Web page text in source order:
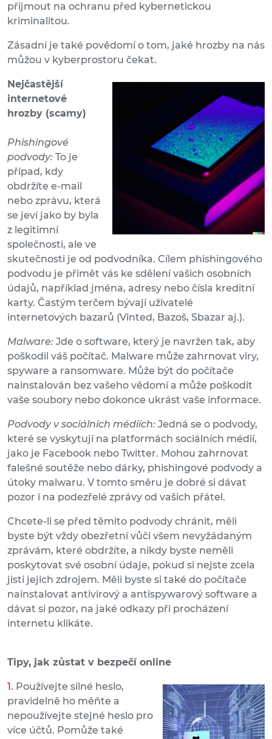
přijmout na ochranu před kybernetickou
kriminalitou.
Zásadní je také povědomí o tom, jaké hrozby na nás
můžou v kyberprostoru čekat.
Nejčastější
internetové
hrozby (scamy)
Phishingové
podvody: To je
případ, kdy
obdržíte e-mail
nebo zprávu, která
se jeví jako by byla
z legitimní
společnosti, ale ve
skutečnosti je od podvodníka. Cílem phishingového
podvodu je přimět vás ke sdělení vašich osobních
údajů, například jména, adresy nebo čísla kreditní
karty. Častým terčem bývají uživatelé
internetových bazarů (Vinted, Bazoš, Sbazar aj.).
Malware: Jde o software, který je navržen tak, aby
poškodil váš počítač. Malware může zahrnovat viry,
spyware a ransomware. Může být do počítače
nainstalován bez vašeho vědomí a může poškodit
vaše soubory nebo dokonce ukrást vaše informace.
Podvody v sociálních médiích: Jedná se o podvody,
které se vyskytují na platformách sociálních médií,
jako je Facebook nebo Twitter. Mohou zahrnovat
falešné soutěže nebo dárky, phishingové podvody a
útoky malwaru. V tomto směru je dobré si dávat
pozor i na podezřelé zprávy od vašich přátel.
Chcete-li se před těmito podvody chránit, měli
byste být vždy obezřetní vůči všem nevyžádaným
zprávám, které obdržíte, a nikdy byste neměli
poskytovat své osobní údaje, pokud si nejste zcela
jisti jejich zdrojem. Měli byste si také do počítače
nainstalovat antivirový a antispywarový software a
dávat si pozor, na jaké odkazy při procházení
internetu klikáte.
Tipy, jak zůstat v bezpečí online
Používejte silné heslo,
pravidelně ho měňte a
nepoužívejte stejné heslo pro
více účtů. Pomůže také